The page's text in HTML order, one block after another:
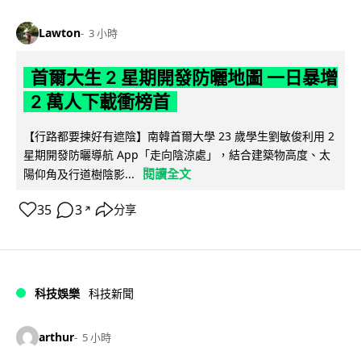
Lawton 3 小時
首爾大生 2 星期開發防曬地圖 一日暴增
2 萬人下載衝榜首
【行路都要揀好有遮陰】南韓首爾大學 23 歲學生劉敏俊利用 2
星期開發防曬導航 App「走向陰涼處」，結合建築物高度、太
陽仰角及行道樹陰影...
閱讀全文
35 3 ↗ 分享
科技娛樂 科技新聞
arthur 5 小時